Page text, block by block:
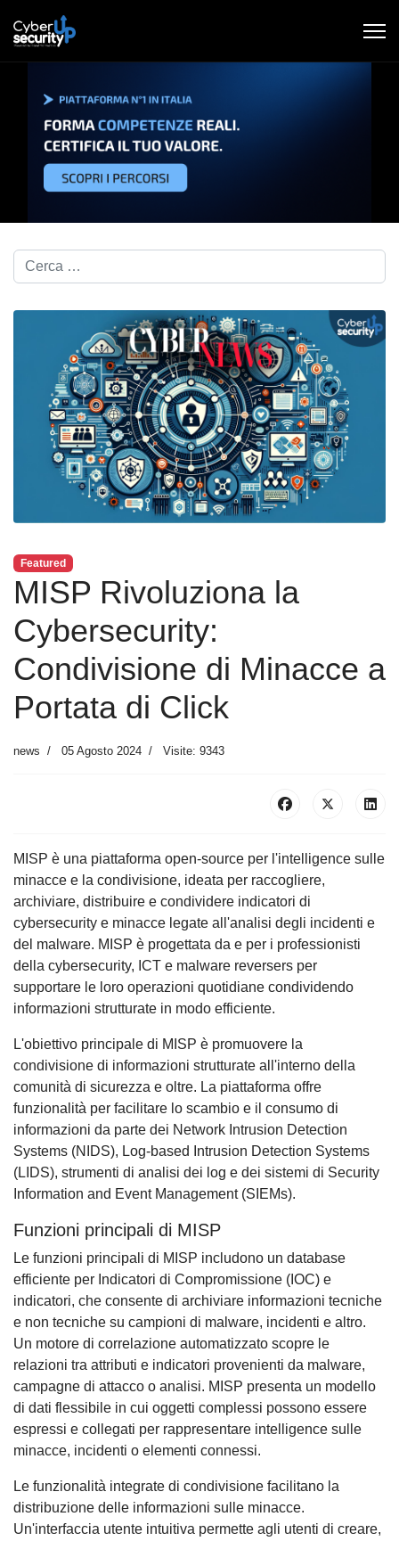
Cerca nel blog...
Featured
MISP Rivoluziona la
Cybersecurity:
Condivisione di Minacce a
Portata di Click
news 05 Agosto 2024 Visite: 9343
MISP è una piattaforma open-source per l'intelligence sulle
minacce e la condivisione, ideata per raccogliere,
archiviare, distribuire e condividere indicatori di
cybersecurity e minacce legate all'analisi degli incidenti e
del malware. MISP è progettata da e per i professionisti
della cybersecurity, ICT e malware reversers per
supportare le loro operazioni quotidiane condividendo
informazioni strutturate in modo efficiente.
L'obiettivo principale di MISP è promuovere la
condivisione di informazioni strutturate all'interno della
comunità di sicurezza e oltre. La piattaforma offre
funzionalità per facilitare lo scambio e il consumo di
informazioni da parte dei Network Intrusion Detection
Systems (NIDS), Log-based Intrusion Detection Systems
(LIDS), strumenti di analisi dei log e dei sistemi di Security
Information and Event Management (SIEMs).
Funzioni principali di MISP
Le funzioni principali di MISP includono un database
efficiente per Indicatori di Compromissione (IOC) e
indicatori, che consente di archiviare informazioni tecniche
e non tecniche su campioni di malware, incidenti e altro.
Un motore di correlazione automatizzato scopre le
relazioni tra attributi e indicatori provenienti da malware,
campagne di attacco o analisi. MISP presenta un modello
di dati flessibile in cui oggetti complessi possono essere
espressi e collegati per rappresentare intelligence sulle
minacce, incidenti o elementi connessi.
Le funzionalità integrate di condivisione facilitano la
distribuzione delle informazioni sulle minacce.
Un'interfaccia utente intuitiva permette agli utenti di creare,